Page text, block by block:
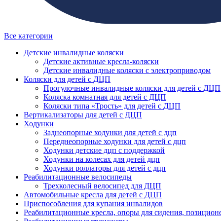
Все категории
Детские инвалидные коляски
Детские активные кресла-коляски
Детские инвалидные коляски с электроприводом
Коляски для детей с ДЦП
Прогулочные инвалидные коляски для детей с ДЦП
Коляска комнатная для детей с ДЦП
Коляски типа «Трость» для детей с ДЦП
Вертикализаторы для детей с ДЦП
Ходунки
Заднеопорные ходунки для детей с дцп
Переднеопорные ходунки для детей с дцп
Ходунки детские дцп с поддержкой
Ходунки на колесах для детей дцп
Ходунки роллаторы для детей с дцп
Реабилитационные велосипеды
Трехколесный велосипед для ДЦП
Автомобильные кресла для детей с ДЦП
Приспособления для купания инвалидов
Реабилитационные кресла, опоры для сидения,